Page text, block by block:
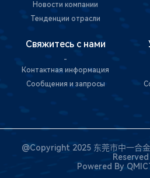
Новости компании
Тенденции отрасли
Свяжитесь с нами
-
Контактная информация
Сообщения и запросы
@Copyright 2025 东莞市中一合
Reserved
Powered By